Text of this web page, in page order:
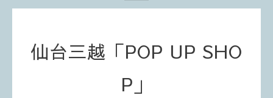
仙台三越「POP UP SHO
P」